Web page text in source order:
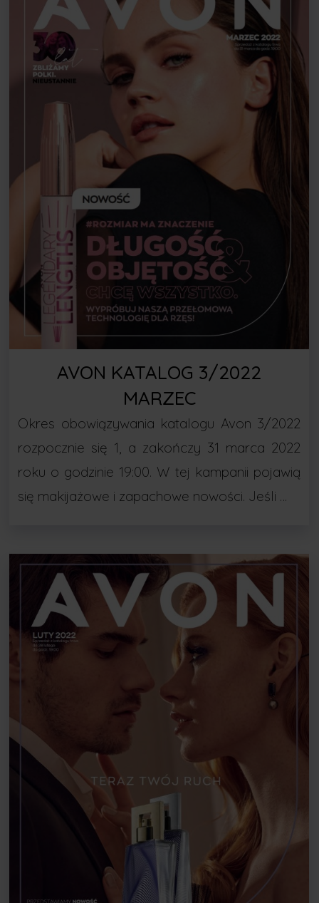
AVON KATALOG 3/2022
MARZEC
Okres obowiązywania katalogu Avon 3/2022
rozpocznie się 1, a zakończy 31 marca 2022
roku o godzinie 19:00. W tej kampanii pojawią
się makijażowe i zapachowe nowości. Jeśli …